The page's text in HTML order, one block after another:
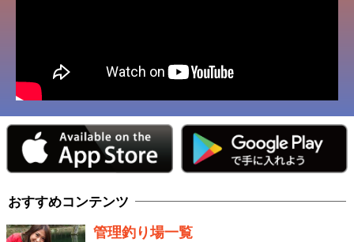
おすすめコンテンツ
管理釣り場一覧